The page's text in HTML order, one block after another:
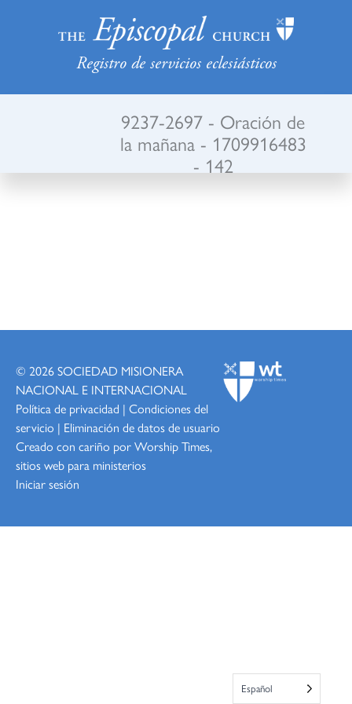
Registro de servicios eclesiásticos
9237-2697 - Oración de
la mañana - 1709916483
- 142
© 2026SOCIEDAD MISIONERA
NACIONAL E INTERNACIONAL
Política de privacidad | Condiciones del
servicio | Eliminación de datos de usuario
Creado con cariño por WorshipTimes,
sitios web para ministerios
Iniciar sesión
Español